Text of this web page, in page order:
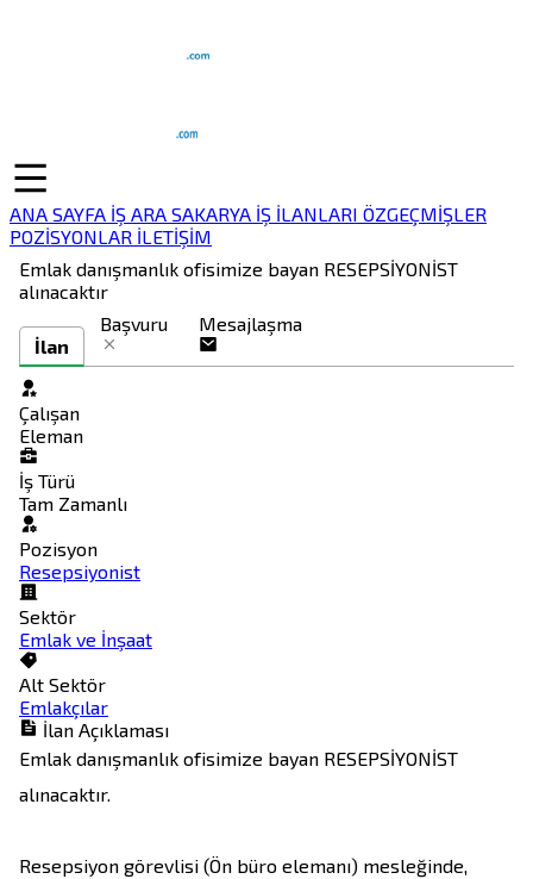
ANA SAYFA İŞ ARA SAKARYA İŞ İLANLARI ÖZGEÇMİŞLER
POZİSYONLAR İLETİŞİM
Emlak danışmanlık ofisimize bayan RESEPSİYONİST
alınacaktır
İlan
Başvuru Mesajlaşma
Çalışan
Eleman
İş Türü
Tam Zamanlı
Pozisyon
Resepsiyonist
Sektör
Emlak ve İnşaat
Alt Sektör
Emlakçılar
İlan Açıklaması
Emlak danışmanlık ofisimize bayan RESEPSİYONİST
alınacaktır.
Resepsiyon görevlisi (Ön büro elemanı) mesleğinde,